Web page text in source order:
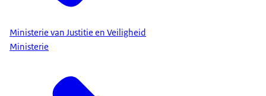
Ministerie van Justitie en Veiligheid
Ministerie